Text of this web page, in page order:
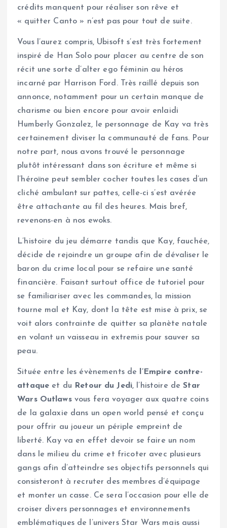
crédits manquent pour réaliser son rêve et
« quitter Canto » n’est pas pour tout de suite.
Vous l’aurez compris, Ubisoft s’est très fortement
inspiré de Han Solo pour placer au centre de son
récit une sorte d’alter ego féminin au héros
incarné par Harrison Ford. Très raillé depuis son
annonce, notamment pour un certain manque de
charisme ou bien encore pour avoir enlaidi
Humberly Gonzalez, le personnage de Kay va très
certainement diviser la communauté de fans. Pour
notre part, nous avons trouvé le personnage
plutôt intéressant dans son écriture et même si
l’héroïne peut sembler cocher toutes les cases d’un
cliché ambulant sur pattes, celle-ci s’est avérée
être attachante au fil des heures. Mais bref,
revenons-en à nos ewoks.
L’histoire du jeu démarre tandis que Kay, fauchée,
décide de rejoindre un groupe afin de dévaliser le
baron du crime local pour se refaire une santé
financière. Faisant surtout office de tutoriel pour
se familiariser avec les commandes, la mission
tourne mal et Kay, dont la tête est mise à prix, se
voit alors contrainte de quitter sa planète natale
en volant un vaisseau in extremis pour sauver sa
peau.
Située entre les évènements de
l’Empire contre-
attaque et du Retour du Jedi, l’histoire deStar
Wars Outlawsvous fera voyager aux quatre coins
de la galaxie dans un open world pensé et conçu
pour offrir au joueur un périple empreint de
liberté. Kay va en effet devoir se faire un nom
dans le milieu du crime et fricoter avec plusieurs
gangs afin d’atteindre ses objectifs personnels qui
consisteront à recruter des membres d’équipage
et monter un casse. Ce sera l’occasion pour elle de
croiser divers personnages et environnements
emblématiques de l’univers Star Wars mais aussi